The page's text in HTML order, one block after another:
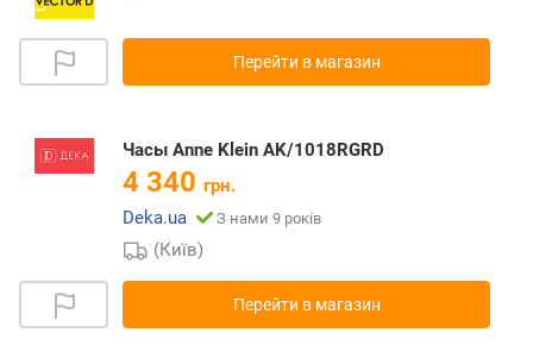
Перейти в магазин
Часы Anne Klein AK/1018RGRD
4 340 грн.
Deka.ua
З нами 9 років
(Київ)
Перейти в магазин